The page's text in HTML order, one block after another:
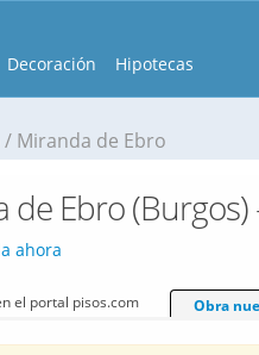
Decoración Hipotecas
Miranda de Ebro
Ebro (Burgos)
ahora
el portal pisos.com Obra